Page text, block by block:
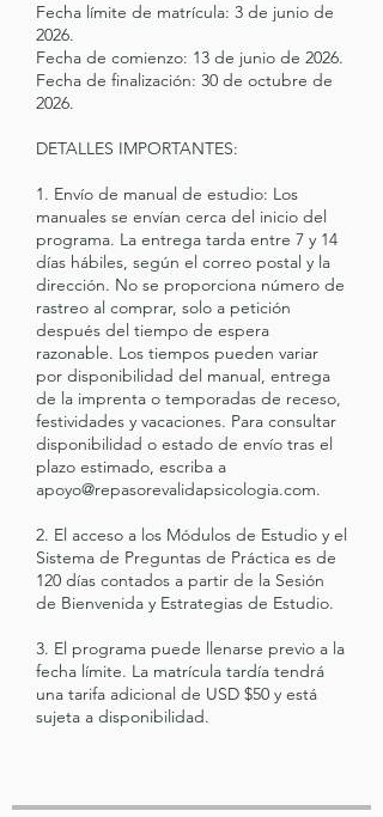
Fecha límite de matrícula: 3 de junio de
2026.
Fecha de comienzo: 13 de junio de 2026.
Fecha de finalización: 30 de octubre de
2026.
DETALLES IMPORTANTES:
1. Envío de manual de estudio: Los
manuales se envían cerca del inicio del
programa. La entrega tarda entre 7 y 14
días hábiles, según el correo postal y la
dirección. No se proporciona número de
rastreo al comprar, solo a petición
después del tiempo de espera
razonable. Los tiempos pueden variar
por disponibilidad del manual, entrega
de la imprenta o temporadas de receso,
festividades y vacaciones. Para consultar
disponibilidad o estado de envío tras el
plazo estimado, escriba a
apoyo@repasorevalidapsicologia.com.
2. El acceso a los Módulos de Estudio y el
Sistema de Preguntas de Práctica es de
120 días contados a partir de la Sesión
de Bienvenida y Estrategias de Estudio.
3. El programa puede llenarse previo a la
fecha límite. La matrícula tardía tendrá
una tarifa adicional de USD $50 y está